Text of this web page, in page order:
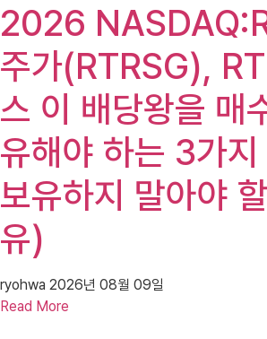
2026
주가(RTRSG),
스 이 배당왕을 매
유해야 하는 3가
보유하지 말아야
유)
ryohwa 2026년 08월 09일
Read More